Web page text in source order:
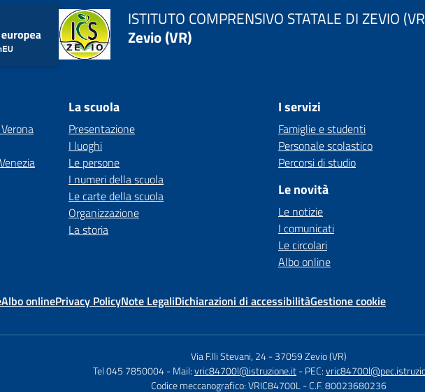
ISTITUTO COMPRENSIVO STATALE DI ZEVIO
Zevio (VR)
La scuola
Presentazione
I luoghi
Le persone
I numeri della scuola
Le carte della scuola
Organizzazione
La storia
I servizi
Famiglie e studenti
Personale scolastico
Percorsi di studio
Le novità
Le notizie
I comunicati
Le circolari
Albo online
Albo onlinePrivacy PolicyNote LegaliDichiarazioni di accessibilitàGestione cookie
Via F.lli Stevani, 24 -37059 Zevio (VR)
Tel 045 7850004- Mail:vric84700l@istruzione.it- PEC:
Codice meccanografico: VRIC84700L - C.F. 80023680236